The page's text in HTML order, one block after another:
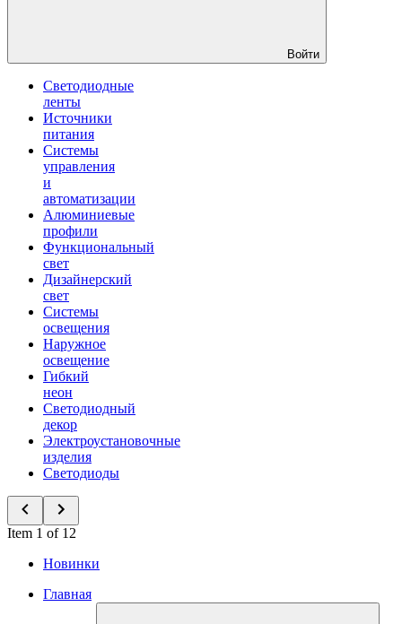
Войти
Светодиодные
ленты
Источники
питания
Системы
управления
и
автоматизации
Алюминиевые
профили
Функциональный
свет
Дизайнерский
свет
Системы
освещения
Наружное
освещение
Гибкий
неон
Светодиодный
декор
Электроустановочные
изделия
Светодиоды
Item 1 of 12
Новинки
Главная